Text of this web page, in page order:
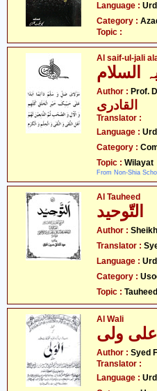
Language :
Category :
Topic :
Al saif-ul-jali
Author : Prof.
القادری
Translator :
Language :
Category :
Topic : Wilayat
From Non-Shia
Al Tauheed
Author :
Translator :
Language :
Category :
Topic : Tauheed
Al Wali
علی ولی
Author : Syed
Translator :
Language :